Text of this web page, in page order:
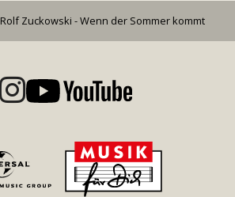
Rolf Zuckowski - Wenn der Sommer kommt